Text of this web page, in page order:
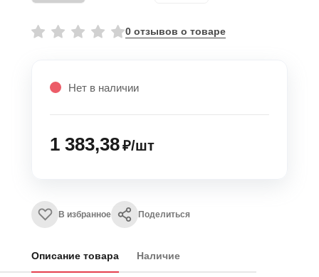
0 отзывов о товаре
Нет в наличии
1 383,38₽/шт
В избранное Поделиться
Описание товара Наличие